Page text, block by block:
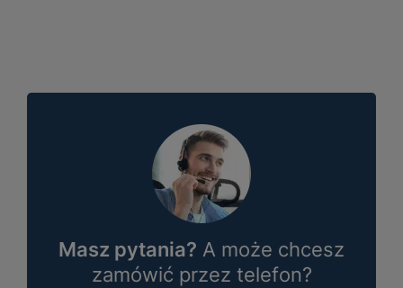
Masz pytania? A może chcesz
zamówić przez telefon?